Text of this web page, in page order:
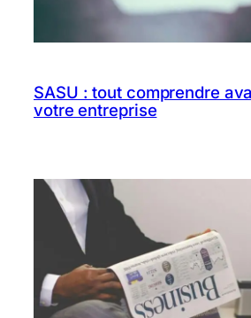
SASU : tout comprendre
votre entreprise